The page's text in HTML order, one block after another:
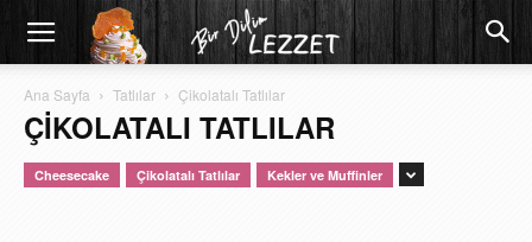
Ana Sayfa Tatlılar Çikolatalı Tatlılar
ÇIKOLATALI TATLILAR
Cheesecake Çikolatalı Tatlılar Kekler ve Muffinler